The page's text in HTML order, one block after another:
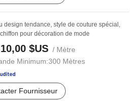
design tendance, style de couture spécial,
pour décoration de mode
$US / Mètre
Minimum:300 Mètres
Fournisseur